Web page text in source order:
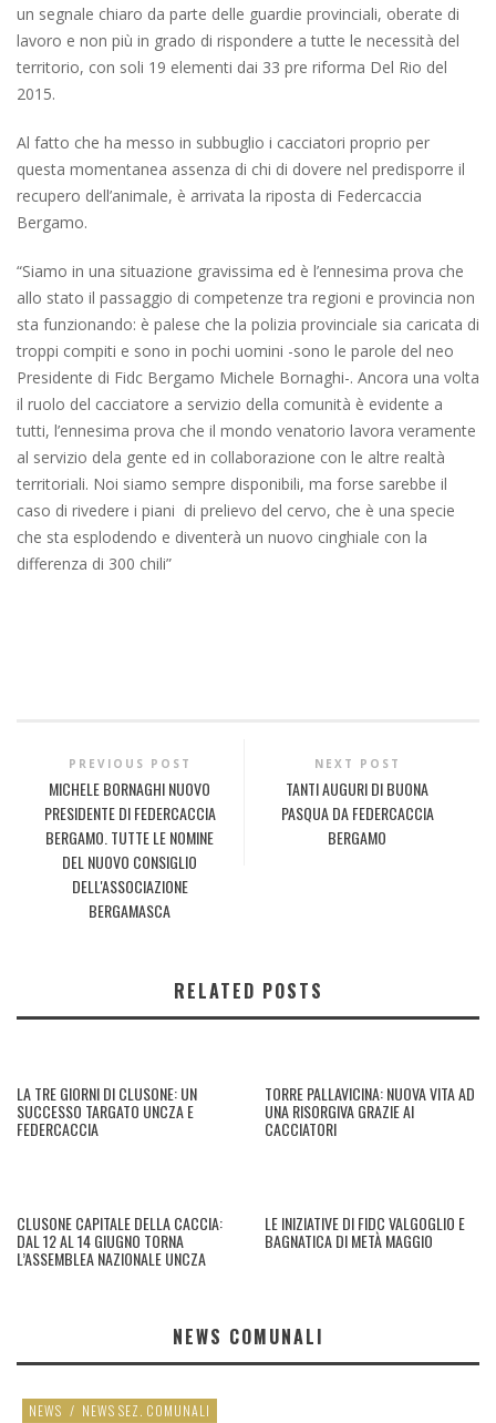
un segnale chiaro da parte delle guardie provinciali, oberate di
lavoro e non più in grado di rispondere a tutte le necessità del
territorio, con soli 19 elementi dai 33 pre riforma Del Rio del
2015.
Al fatto che ha messo in subbuglio i cacciatori proprio per
questa momentanea assenza di chi di dovere nel predisporre il
recupero dell’animale, è arrivata la riposta di Federcaccia
Bergamo.
“Siamo in una situazione gravissima ed è l’ennesima prova che
allo stato il passaggio di competenze tra regioni e provincia non
sta funzionando: è palese che la polizia provinciale sia caricata di
troppi compiti e sono in pochi uomini -sono le parole del neo
Presidente di Fidc Bergamo Michele Bornaghi-. Ancora una volta
il ruolo del cacciatore a servizio della comunità è evidente a
tutti, l’ennesima prova che il mondo venatorio lavora veramente
al servizio dela gente ed in collaborazione con le altre realtà
territoriali. Noi siamo sempre disponibili, ma forse sarebbe il
caso di rivedere i piani di prelievo del cervo, che è una specie
che sta esplodendo e diventerà un nuovo cinghiale con la
differenza di 300 chili”
PREVIOUS POST
MICHELE BORNAGHI NUOVO
PRESIDENTE DI FEDERCACCIA
BERGAMO. TUTTE LE NOMINE
DEL NUOVO CONSIGLIO
DELL'ASSOCIAZIONE
BERGAMASCA
NEXT POST
TANTI AUGURI DI BUONA
PASQUA DA FEDERCACCIA
BERGAMO
RELATED POSTS
LA TRE GIORNI DI CLUSONE: UN
SUCCESSO TARGATO UNCZA E
FEDERCACCIA
TORRE PALLAVICINA: NUOVA VITA AD
UNA RISORGIVA GRAZIE AI
CACCIATORI
CLUSONE CAPITALE DELLA CACCIA:
DAL 12 AL 14 GIUGNO TORNA
L’ASSEMBLEA NAZIONALE UNCZA
LE INIZIATIVE DI FIDC VALGOGLIO E
BAGNATICA DI METÀ MAGGIO
NEWS COMUNALI
NEWS / NEWS SEZ. COMUNALI